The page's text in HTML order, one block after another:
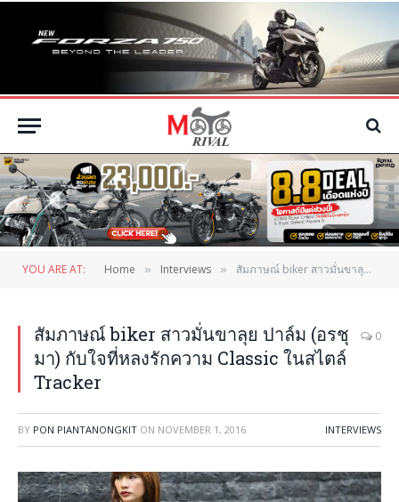
YOU ARE AT: Home » Interviews » สัมภาษณ์ biker สาวมั่นขาลุย ปาล์ม (อรชุมา) กับใจที่หลงรักความ Classic ในสไตล์ Tracker
สัมภาษณ์ biker สาวมั่นขาลุย ปาล์ม (อรชุ
มา) กับใจที่หลงรักความ Classic ในสไตล์
Tracker
0
BY PON PIANTANONGKIT ON NOVEMBER 1, 2016 INTERVIEWS